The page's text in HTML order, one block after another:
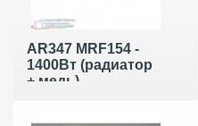
AR347 MRF154 -
1400Вт (радиатор
+ медь)